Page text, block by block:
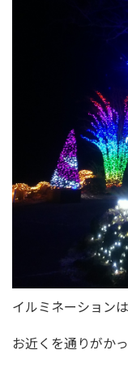
イルミネーション
お近くを通りがか